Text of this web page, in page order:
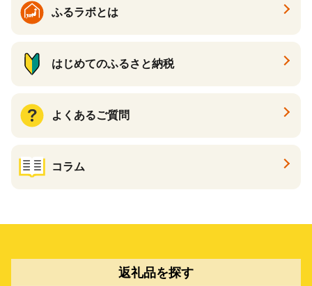
ふるラボとは
はじめてのふるさと納税
よくあるご質問
コラム
返礼品を探す